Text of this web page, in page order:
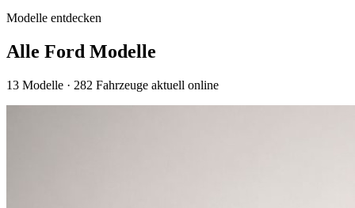
Modelle entdecken
Alle Ford Modelle
13 Modelle · 282 Fahrzeuge aktuell online